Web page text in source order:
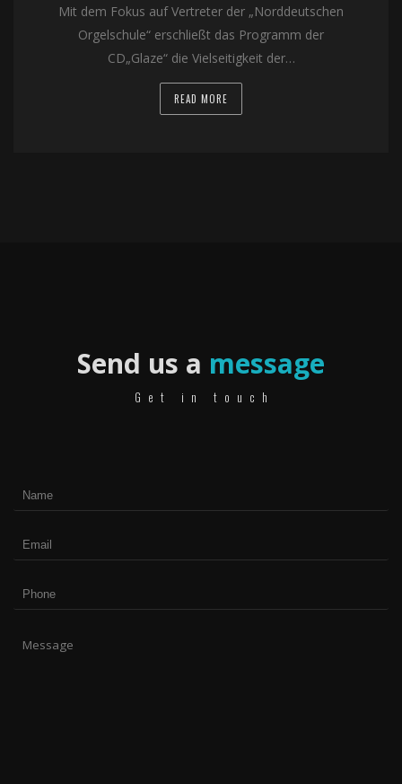
Mit dem Fokus auf Vertreter der „Norddeutschen
Orgelschule“ erschließt das Programm der
CD„Glaze“ die Vielseitigkeit der…
READ MORE
Send us a message
Get in touch